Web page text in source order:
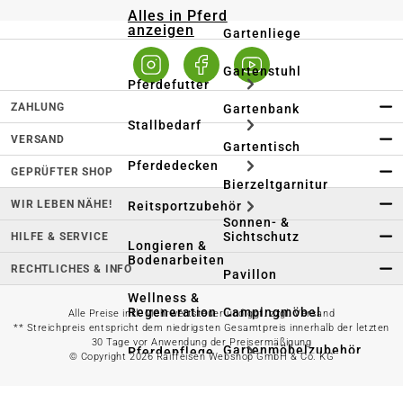
Alles in Pferd
anzeigen
Pferdefutter
Stallbedarf
Pferdedecken
Reitsportzubehör
Longieren &
Bodenarbeiten
Wellness &
Regeneration
Pferdepflege
Gartenliege
Gartenstuhl
Gartenbank
Gartentisch
Bierzeltgarnitur
Sonnen- &
Sichtschutz
Pavillon
Campingmöbel
Gartenmöbelzubehör
ZAHLUNG
VERSAND
GEPRÜFTER SHOP
WIR LEBEN NÄHE!
HILFE & SERVICE
RECHTLICHES & INFO
Alle Preise inkl. Mehrwertsteuer und ggf. zzgl. Versand
** Streichpreis entspricht dem niedrigsten Gesamtpreis innerhalb der letzten
30 Tage vor Anwendung der Preisermäßigung
© Copyright 2026 Raiffeisen Webshop GmbH & Co. KG